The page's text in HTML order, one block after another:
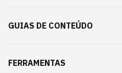
GUIAS DE CONTEÚDO
FERRAMENTAS